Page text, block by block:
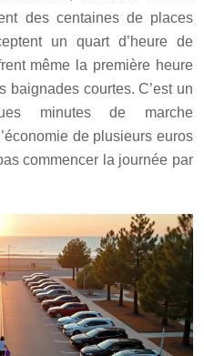
des centaines de places
un quart d’heure de
même la première heure
baignades courtes. C’est un
minutes de marche
de plusieurs euros
commencer la journée par